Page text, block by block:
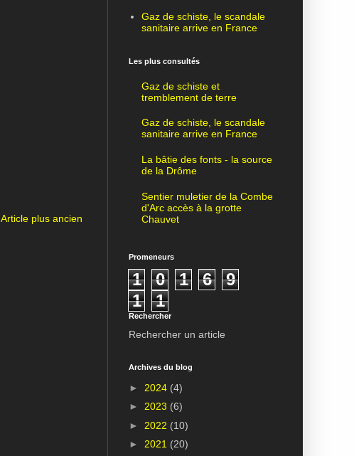
Article plus ancien
Gaz de schiste, le scandale
sanitaire arrive en France
Les plus consultés
Gaz de schiste et
tremblement de terre
Gaz de schiste, le scandale
sanitaire arrive en France
La bâtie des fonts - la source
de la Drôme
Sentier muletier de la Combe
d'Arc accès à la grotte
Chauvet
Promeneurs
1 0 1 6
9
1
1
Rechercher
Rechercher un article
Archives du blog
► 2024 (4)
► 2023 (6)
► 2022 (10)
► 2021 (20)